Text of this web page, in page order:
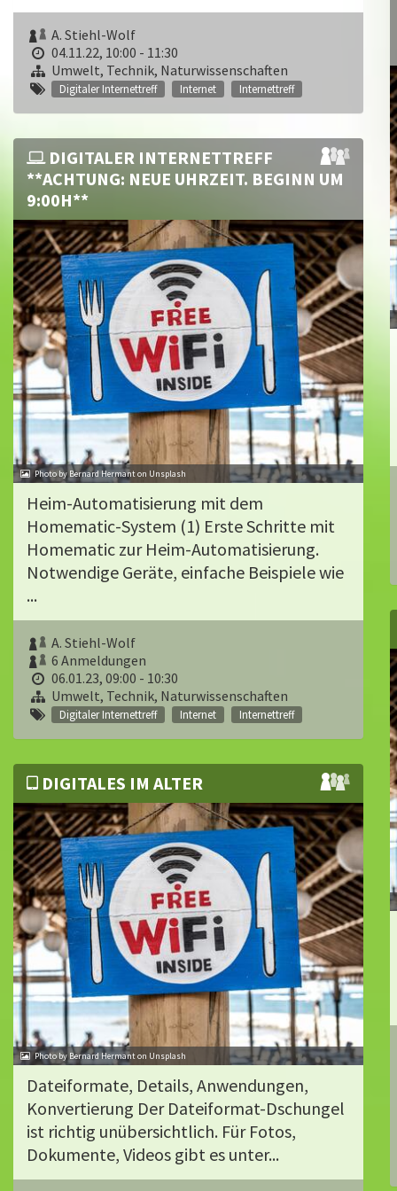
A. Stiehl-Wolf
04.11.22, 10:00 - 11:30
Umwelt, Technik, Naturwissenschaften
Digitaler Internettreff Internet Internettreff
DIGITALER INTERNETTREFF
**ACHTUNG: NEUE UHRZEIT. BEGINN UM
9:00H**
Photo by Bernard Hermant on Unsplash
Heim-Automatisierung mit dem
Homematic-System (1) Erste Schritte mit
Homematic zur Heim-Automatisierung.
Notwendige Geräte, einfache Beispiele wie
...
A. Stiehl-Wolf
6 Anmeldungen
06.01.23, 09:00 - 10:30
Umwelt, Technik, Naturwissenschaften
Digitaler Internettreff Internet Internettreff
DIGITALES IM ALTER
Photo by Bernard Hermant on Unsplash
Dateiformate, Details, Anwendungen,
Konvertierung Der Dateiformat-Dschungel
ist richtig unübersichtlich. Für Fotos,
Dokumente, Videos gibt es unter...